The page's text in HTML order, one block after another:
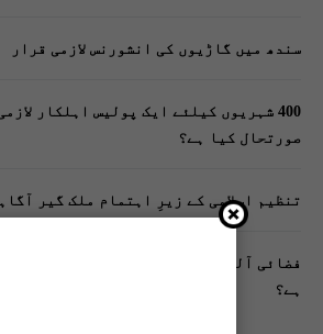
سندھ میں گاڑیوں کی انشورنس لازمی قرار
400 شہریوں کیلئے ایک پولیس اہلکار
صورتحال کیا ہے؟
تنظیم اسلامی کے زیرِ اہتمام ملک گیر
فضائی آلودگی انسانی دماغ کیلیے کیسے
ہے؟